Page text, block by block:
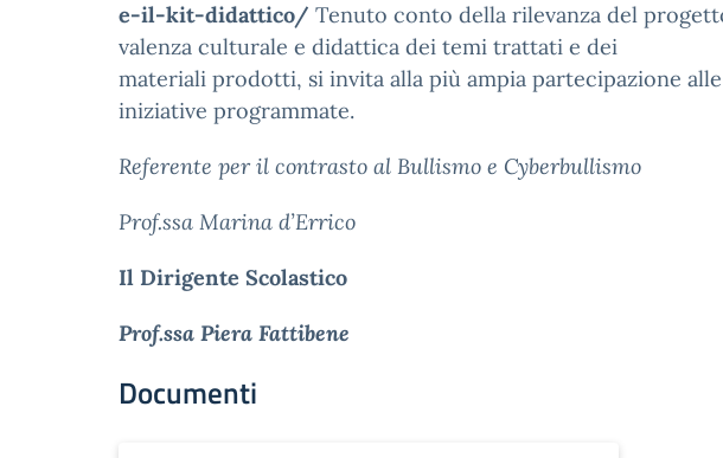
e-il-kit-didattico/ Tenuto conto della rilevanza del
valenza culturale e didattica dei temi trattati e dei
materiali prodotti, si invita alla più ampia partecipazione alle
iniziative programmate.
Referente peril contrasto al Bullismo e Cyberbullismo
Prof.ssa Marina d’Errico
Il Dirigente Scolastico
Prof.ssa Piera Fattibene
Documenti